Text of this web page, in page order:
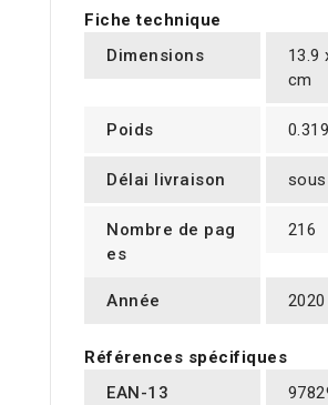
Fiche technique
Dimensions
13.9
cm
Poids
Délai livraison
Nombre de pag
es
216
Année 2020
Références spécifiques
EAN-13